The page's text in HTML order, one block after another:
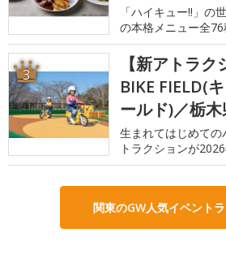
「ハイキュー!!」の
の本格メニュー全
3
【新アトラ
BIKE FIELD(
ールド)／栃
生まれてはじめて
トラクションが
関東のGW人気イベント